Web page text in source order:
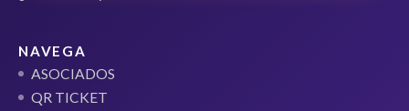
NAVEGA
ASOCIADOS
QR TICKET